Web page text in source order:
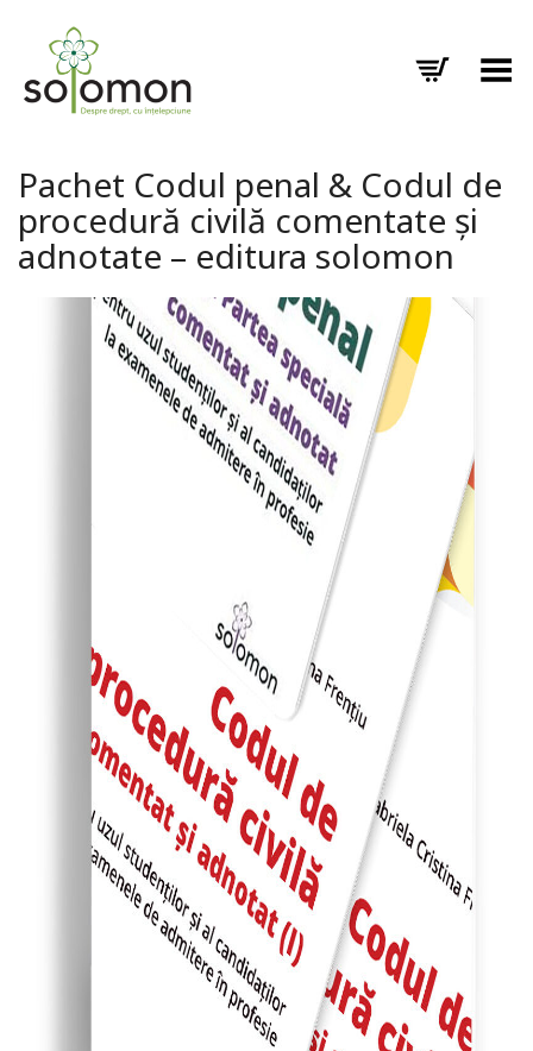
Toggle Menu
Pachet Codul penal & Codul de
procedură civilă comentate și
adnotate – editura solomon